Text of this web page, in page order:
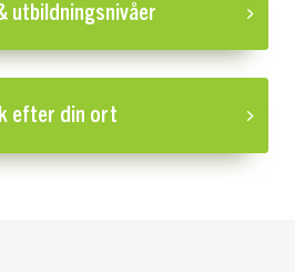
utbildningsnivåer
efter din ort